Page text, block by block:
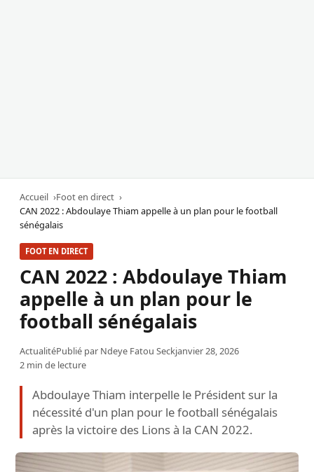
Accueil
Foot en direct
CAN 2022 : Abdoulaye Thiam appelle à un plan pour le football
sénégalais
FOOT EN DIRECT
CAN 2022 : Abdoulaye Thiam
appelle à un plan pour le
football sénégalais
ActualitéPublié par Ndeye Fatou Seckjanvier 28, 2026
2 min de lecture
Abdoulaye Thiam interpelle le Président sur la
nécessité d'un plan pour le football sénégalais
après la victoire des Lions à la CAN 2022.